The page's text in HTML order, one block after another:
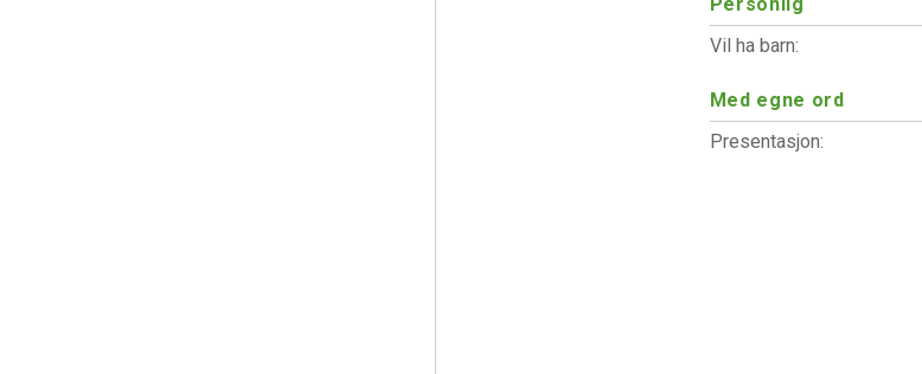
Vil ha barn:
Med egne ord
Presentasjon: